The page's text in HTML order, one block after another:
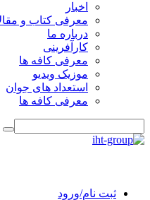
اخبار
معرفی کتاب و
درباره ما
کارآفرینی
معرفی کافه ها
موزیک ویدیو
استعداد های جوان
معرفی کافه ها
ثبت نام/ورود